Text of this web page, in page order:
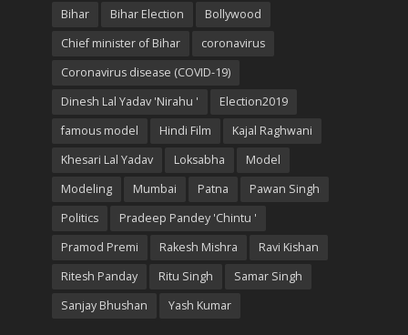
Bihar
Bihar Election
Bollywood
Chief minister of Bihar
coronavirus
Coronavirus disease (COVID-19)
Dinesh Lal Yadav 'Nirahu '
Election2019
famous model
Hindi Film
Kajal Raghwani
Khesari Lal Yadav
Loksabha
Model
Modeling
Mumbai Patna
Pawan Singh
Politics
Pradeep Pandey 'Chintu '
Pramod Premi
Rakesh Mishra
Ravi Kishan
Ritesh Panday
Ritu Singh
Samar Singh
Sanjay Bhushan
Yash Kumar